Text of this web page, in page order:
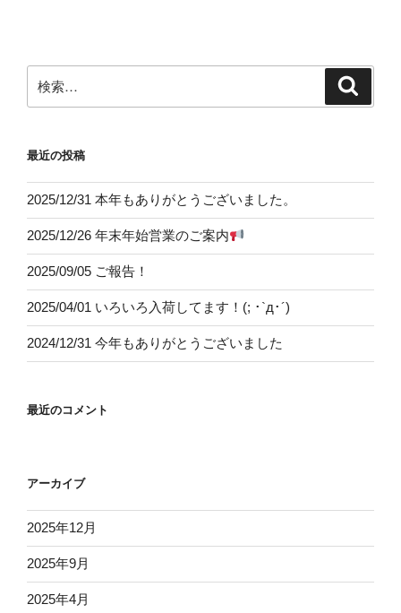
索:
最近の投稿
2025/12/31 本年もありがとうございました。
2025/12/26 年末年始営業のご案内
2025/09/05 ご報告！
2025/04/01 いろいろ入荷してます！(; ･`д･´)
2024/12/31 今年もありがとうございました
最近のコメント
アーカイブ
2025年12月
2025年9月
2025年4月